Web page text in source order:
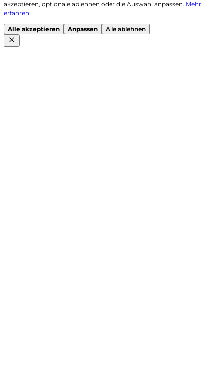
akzeptieren, optionale ablehnen oder die Auswahl anpassen. Mehr
erfahren
Alle akzeptieren Anpassen Alle ablehnen